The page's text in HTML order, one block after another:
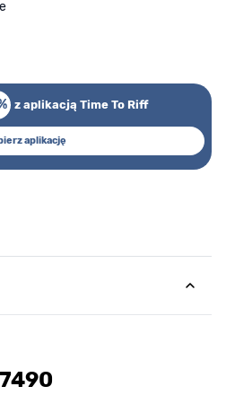
z aplikacją Time To Riff
aplikację